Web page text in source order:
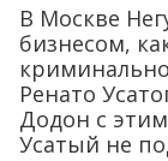
В Москве
бизнесом,
Ренато
Додон с
Усатый не